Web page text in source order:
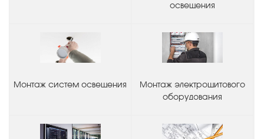
освещения
Монтаж систем освещения
Монтаж электрощитового
оборудования